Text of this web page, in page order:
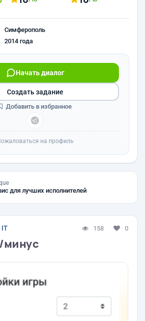
Симферополь
2014 года
Начать диалог
Создать задание
Добавить в избранное
на профиль
для лучших исполнителей
IT 158 0
минус